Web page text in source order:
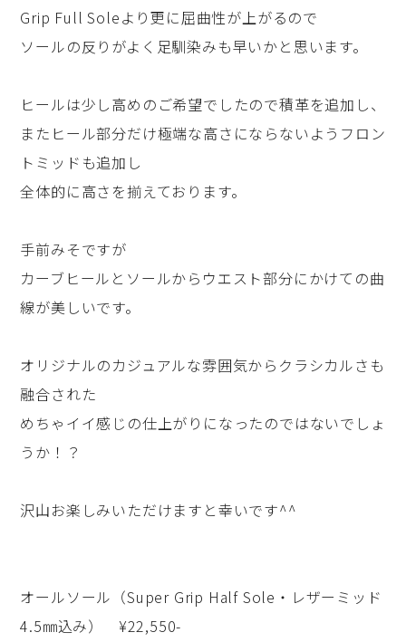
Grip Full Soleより更に屈曲性が上がるので
ソールの反りがよく足馴染みも早いかと思います。
ヒールは少し高めのご希望でしたので積革を追加し、
またヒール部分だけ極端な高さにならないようフロン
トミッドも追加し
全体的に高さを揃えております。
手前みそですが
カーブヒールとソールからウエスト部分にかけての曲
線が美しいです。
オリジナルのカジュアルな雰囲気からクラシカルさも
融合された
めちゃイイ感じの仕上がりになったのではないでしょ
うか！？
沢山お楽しみいただけますと幸いです^^
オールソール（Super Grip Half Sole・レザーミッド
4.5㎜込み） ¥22,550-